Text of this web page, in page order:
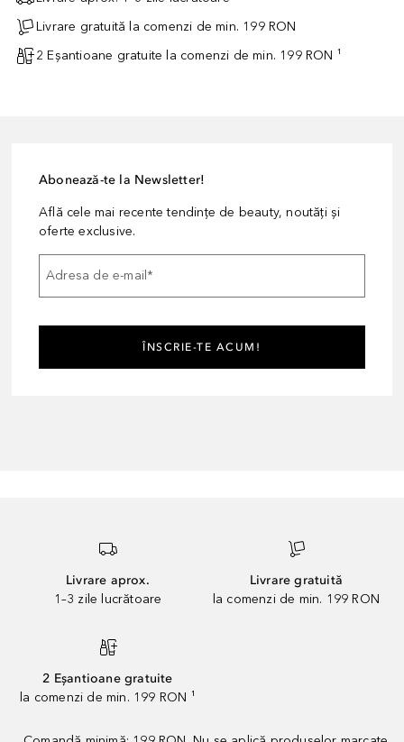
Livrare gratuită la comenzi de min. 199 RON
2 Eșantioane gratuite la comenzi de min. 199 RON ¹
Abonează-te la Newsletter!
Află cele mai recente tendințe de beauty, noutăți și
oferte exclusive.
Adresa de e-mail*
ÎNSCRIE-TE ACUM!
Livrare aprox.
1–3 zile lucrătoare
Livrare gratuită
la comenzi de min. 199 RON
2 Eșantioane gratuite
la comenzi de min. 199 RON ¹